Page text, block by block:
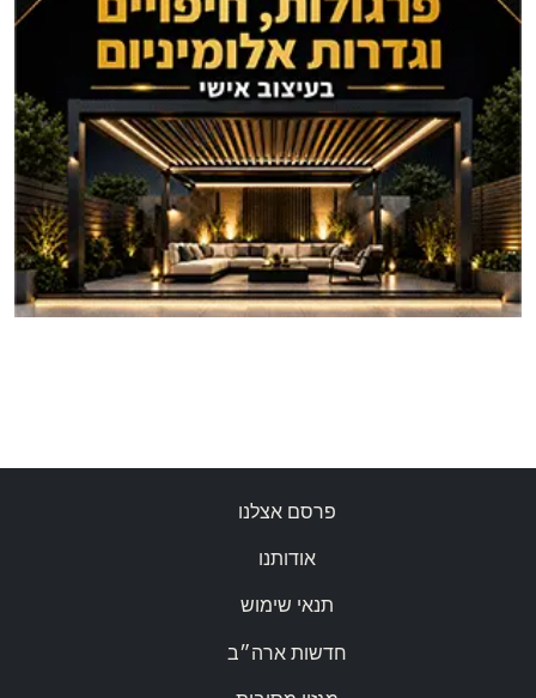
פרסם אצלנו
אודותנו
תנאי שימוש
חדשות ארה״ב